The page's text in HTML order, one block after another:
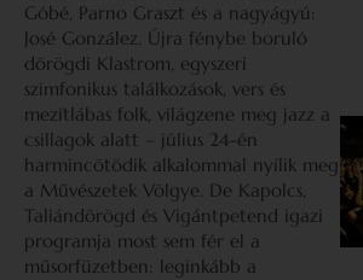
Góbé, Parno Graszt és a nagyágyú:
José González. Újra fénybe boruló
dörögdi Klastrom, egyszeri
szimfonikus találkozások, vers és
mezítlábas folk, világzene meg jazz a
csillagok alatt – július 24-én
harmincötödik alkalommal nyílik meg
a Művészetek Völgye. De Kapolcs,
Taliándörögd és Vigántpetend igazi
programja most sem fér el a
műsorfüzetben: leginkább a